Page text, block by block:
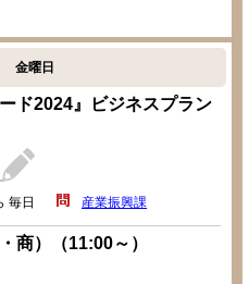
金曜日
ド2024』ビジネスプラン
毎日 産業振興課
商）（11:00～）